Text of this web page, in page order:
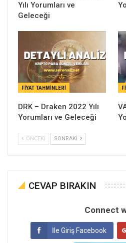
Yılı Yorumları ve
Geleceği
FIYAT TAHMINLERI
DRK – Draken 2022 Yılı
Yorumları ve Geleceği
ÖNCEKI SONRAKI
CEVAP BIRAKIN
Connect
İle Giriş Facebook